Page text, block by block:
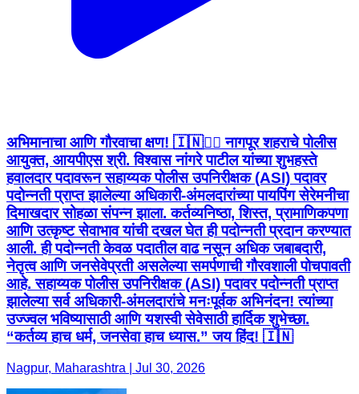
अभिमानाचा आणि गौरवाचा क्षण! 🇮🇳👮‍♂️ नागपूर शहराचे पोलीस
आयुक्त, आयपीएस श्री. विश्वास नांगरे पाटील यांच्या शुभहस्ते
हवालदार पदावरून सहाय्यक पोलीस उपनिरीक्षक (ASI) पदावर
पदोन्नती प्राप्त झालेल्या अधिकारी-अंमलदारांच्या पायपिंग सेरेमनीचा
दिमाखदार सोहळा संपन्न झाला. कर्तव्यनिष्ठा, शिस्त, प्रामाणिकपणा
आणि उत्कृष्ट सेवाभाव यांची दखल घेत ही पदोन्नती प्रदान करण्यात
आली. ही पदोन्नती केवळ पदातील वाढ नसून अधिक जबाबदारी,
नेतृत्व आणि जनसेवेप्रती असलेल्या समर्पणाची गौरवशाली पोचपावती
आहे. सहाय्यक पोलीस उपनिरीक्षक (ASI) पदावर पदोन्नती प्राप्त
झालेल्या सर्व अधिकारी-अंमलदारांचे मनःपूर्वक अभिनंदन! त्यांच्या
उज्ज्वल भविष्यासाठी आणि यशस्वी सेवेसाठी हार्दिक शुभेच्छा.
“कर्तव्य हाच धर्म, जनसेवा हाच ध्यास.” जय हिंद! 🇮🇳
Nagpur, Maharashtra | Jul 30, 2026